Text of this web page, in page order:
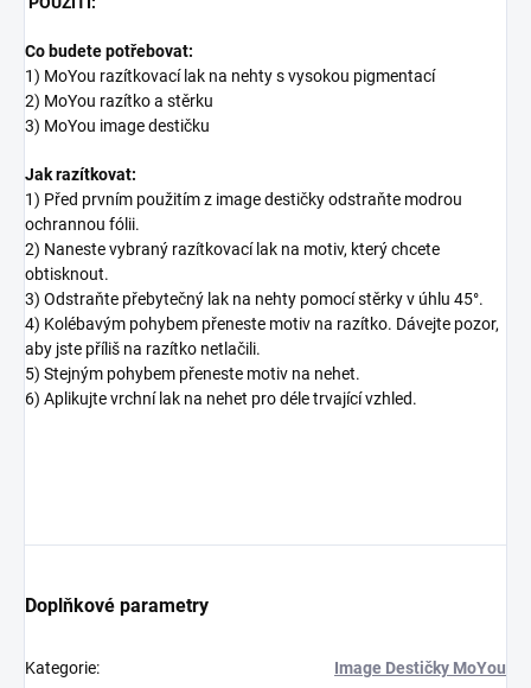
Co budete potřebovat:
1) MoYou razítkovací lak na nehty s vysokou pigmentací
2) MoYou razítko a stěrku
3) MoYou image destičku
Jak razítkovat:
1) Před prvním použitím z image destičky odstraňte modrou
ochrannou fólii.
2) Naneste vybraný razítkovací lak na motiv, který chcete
obtisknout.
3) Odstraňte přebytečný lak na nehty pomocí stěrky v úhlu 45°.
4) Kolébavým pohybem přeneste motiv na razítko. Dávejte pozor,
aby jste příliš na razítko netlačili.
5) Stejným pohybem přeneste motiv na nehet.
6) Aplikujte vrchní lak na nehet pro déle trvající vzhled.
Doplňkové parametry
Kategorie: Image Destičky MoYou